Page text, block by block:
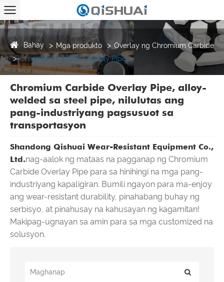
Bahay Mga produkto
Overlay ng Chromium Carbide
Chromium Carbide Overlay Pipe
Chromium Carbide Overlay Pipe, alloy-
welded sa steel pipe, nilulutas ang
pang-industriyang pagsusuot sa
transportasyon
Shandong Qishuai Wear-Resistant Equipment Co.,
Ltd.nag-aalok ng mataas na pagganap ng Chromium
Carbide Overlay Pipe para sa hinihingi na mga pang-
industriyang kapaligiran. Bumili ngayon para ma-enjoy
ang wear-resistant durability, pinahabang buhay ng
serbisyo, at pinahusay na kahusayan ng kagamitan!
Makipag-ugnayan sa amin para sa mga customized na
solusyon.